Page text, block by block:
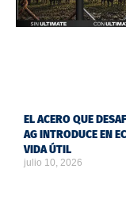
EL ACERO QUE
AG INTRODUCE EN
VIDA ÚTIL
julio 10, 2026